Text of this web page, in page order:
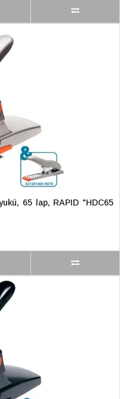
65 lap, RAPID "HDC65